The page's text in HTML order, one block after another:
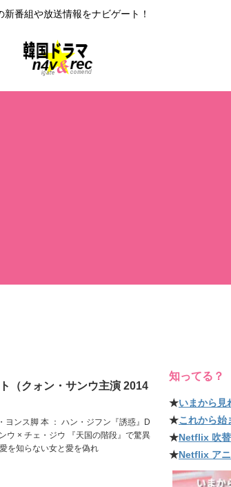
新番組や放送情報をナビゲート！
（クォン・サンウ主演 2014
ヨンス脚 本 ： ハン・ジフン『誘惑』D
× チェ・ジウ 『天国の階段』で驚異
を知らない女と愛を偽れ
知ってる？
★いまから
★これから始
★Netflix 吹
★Netflix ア